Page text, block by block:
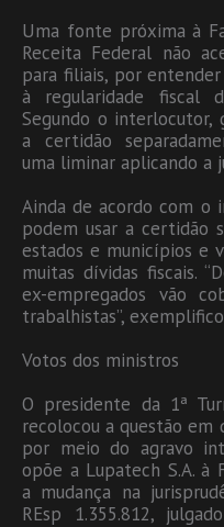
Uma fonte próxima à
Receita Federal não
para filiais, por
à regularidade fiscal
Segundo o
a certidão
uma liminar aplicando a
Ainda de acordo com o
podem usar a certidão
estados e municípios e
muitas dívidas fiscais.
ex-empregados vão
trabalhistas”,
Votos dos ministros
O presidente da 1ª
recolocou a questão
por meio do agravo
opõe a Lupatech S.A. à
a mudança na
REsp 1.355.812,